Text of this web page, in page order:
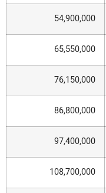
54,900,000
65,550,000
76,150,000
86,800,000
97,400,000
108,700,000